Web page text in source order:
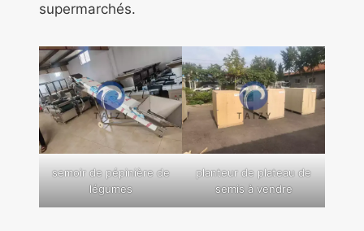
supermarchés.
semoir de pépinière de
légumes
planteur de plateau de
semis à vendre